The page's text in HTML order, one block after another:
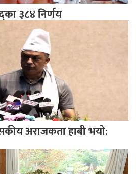
३८४ निर्णय
अराजकता हाबी भयो: